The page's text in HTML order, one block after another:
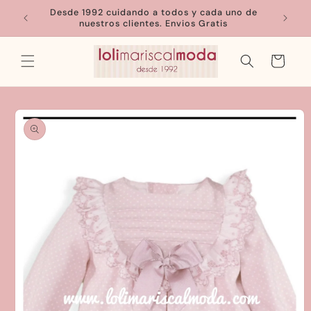
directamenteDesde 1992 cuidando a todos y cada uno de
nuestros clientes. Envios Gratis
Carrito
directamente
a la
información